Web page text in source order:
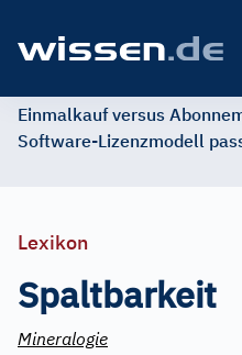
Einmalkauf versus
Software-Lizenzmodell
Lexikon
Spaltbarkeit
Mineralogie